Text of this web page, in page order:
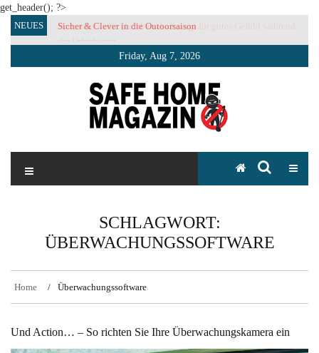
get_header(); ?>
SkipNEUES Sicher & Clever in die Outoorsaison
Vertrauensvolle Nachbarschaft sorgt für gutes Gefühl während
Friday, Aug 7, 2026
SAFE HOME Magazin
SCHLAGWORT:
ÜBERWACHUNGSSOFTWARE
Überwachungssoftware
Und Action… – So richten Sie Ihre Überwachungskamera ein